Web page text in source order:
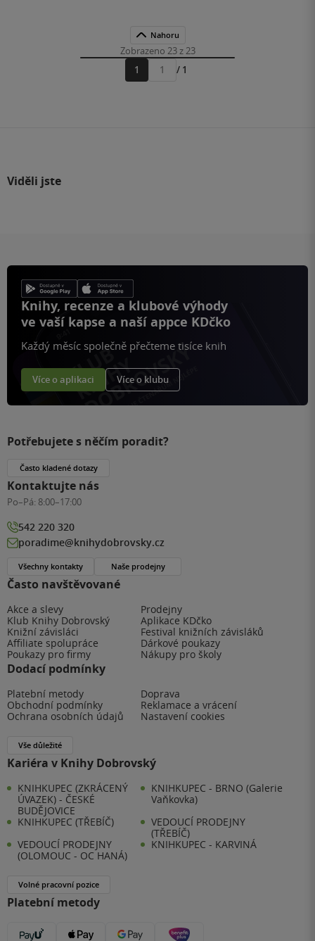
Nahoru
Zobrazeno 23 z 23
1
Přejít
/ 1
Viděli jste
Knihy, recenze a klubové výhody
ve vaší kapse a naší appce KDčko
Každý měsíc společně přečteme tisíce knih
Více o aplikaci Více o klubu
Často navštěvované
Akce a slevy
Prodejny
Klub Knihy Dobrovský
Aplikace KDčko
Knižní závisláci
Festival knižních závisláků
Affiliate spolupráce
Dárkové poukazy
Poukazy pro firmy
Nákupy pro školy
Dodací podmínky
Platební metody
Doprava
Obchodní podmínky
Reklamace a vrácení
Ochrana osobních údajů
Nastavení cookies
Vše důležité
Kariéra v Knihy Dobrovský
KNIHKUPEC (ZKRÁCENÝ
ÚVAZEK) - ČESKÉ
BUDĚJOVICE
KNIHKUPEC - BRNO (Galerie
Vaňkovka)
KNIHKUPEC (TŘEBÍČ)
VEDOUCÍ PRODEJNY
(TŘEBÍČ)
VEDOUCÍ PRODEJNY
(OLOMOUC - OC HANÁ)
KNIHKUPEC - KARVINÁ
Volné pracovní pozice
Platební metody
Potřebujete s něčím poradit?
Často kladené dotazy
Kontaktujte nás
Po–Pá: 8:00–17:00
542 220 320
poradime@knihydobrovsky.cz
Všechny kontakty Naše prodejny